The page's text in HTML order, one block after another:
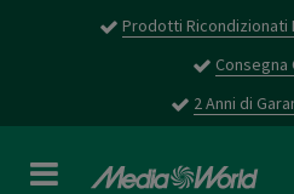
Prodotti Ricondizionati
Consegna
2 Anni di